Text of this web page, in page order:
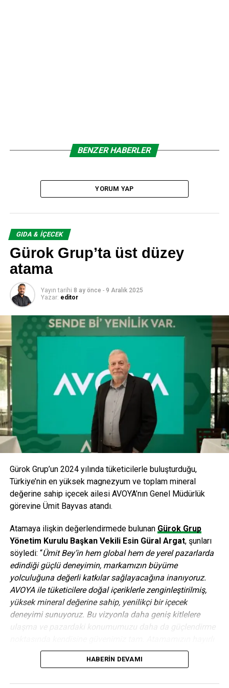
editor
BENZER HABERLER
YORUM YAP
GIDA & İÇECEK
Gürok Grup’ta üst düzey
atama
Yayın tarihi 8 ay önce - 9 Aralık 2025
Yazar: editor
Gürok Grup’un 2024 yılında tüketicilerle buluşturduğu,
Türkiye’nin en yüksek magnezyum ve toplam mineral
değerine sahip içecek ailesi AVOYA’nın Genel Müdürlük
görevine Ümit Bayvas atandı.
Atamaya ilişkin değerlendirmede bulunan Gürok Grup
Yönetim Kurulu Başkan Vekili Esin Güral Argat, şunları
söyledi: “Ümit Bey’in hem global hem de yerel pazarlarda
edindiği güçlü deneyimin, markamızın büyüme
yolculuğuna değerli katkılar sağlayacağına inanıyoruz.
AVOYA ile tüketicilere doğal içeriklerle zenginleştirilmiş,
yüksek mineral değerine sahip, yenilikçi bir içecek
deneyimi sunuyoruz. Bu vizyonla daha geniş kitlelere
ulaşma ve pazardaki konumumuzu daha da güçlendirme
ve uğurlu olmasını diliyoruz.”
HABERIN DEVAMI